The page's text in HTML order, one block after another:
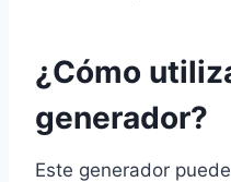
¿Cómo
generador?
Este generador